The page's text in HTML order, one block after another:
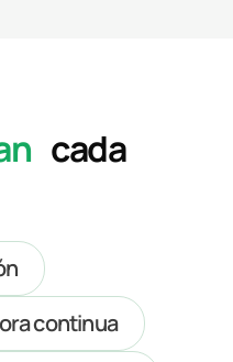
cada
continua